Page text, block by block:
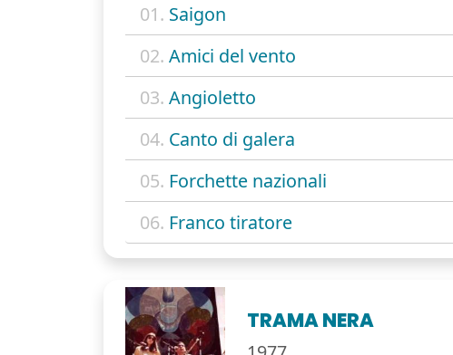
01. Saigon
02. Amici del vento
03. Angioletto
04. Canto di galera
05. Forchette nazionali
06. Franco tiratore
TRAMA NERA